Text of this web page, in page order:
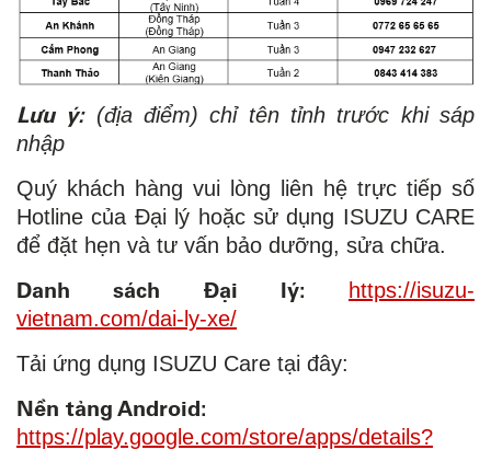
Lưu ý:(địa điểm) chỉ tên tỉnh trước khi sáp
nhập
Quý khách hàng vui lòng liên hệ trực tiếp số
Hotline của Đại lý hoặc sử dụng ISUZU CARE
để đặt hẹn và tư vấn bảo dưỡng, sửa chữa.
Danh sách Đại lý:
https://isuzu-
vietnam.com/dai-ly-xe/
Tải ứng dụng ISUZU Care tại đây:
Nền tảng Android:
https://play.google.com/store/apps/details?